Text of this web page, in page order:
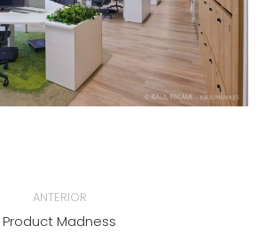
ANTERIOR
Álbum
Product Madness